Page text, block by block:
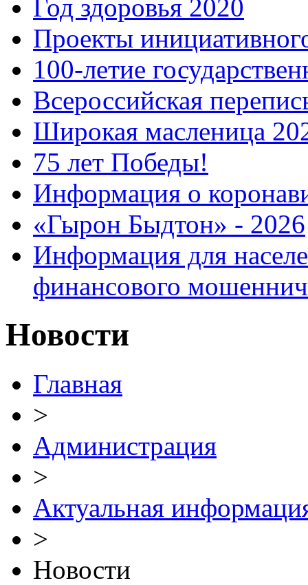
Год здоровья 2020
Проекты
100-летие
Всероссийская
Широкая масленица
75 лет Победы!
Информация о
«Гырон Быдтон» - 2026
Информация для
финансового
Новости
Главная
>
Администрация
>
Актуальная
>
Новости